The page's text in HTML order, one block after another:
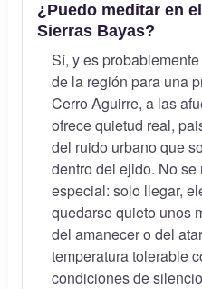
¿Puedo meditar en
Sierras Bayas?
Sí, y es
de la región para una
Cerro Aguirre, a las
ofrece quietud real,
del ruido urbano que
dentro del ejido. No
especial: solo llegar,
quedarse quieto unos
del amanecer o del
temperatura tolerable
condiciones de